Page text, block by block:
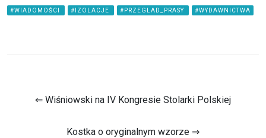
#WIADOMOŚCI #IZOLACJE #PRZEGLAD_PRASY #WYDAWNICTWA
⇐ Wiśniowski na IV Kongresie Stolarki Polskiej
Kostka o oryginalnym wzorze ⇒